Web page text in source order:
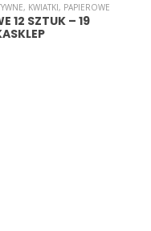
, KWIATKI, PAPIEROWE
12 SZTUK – 19